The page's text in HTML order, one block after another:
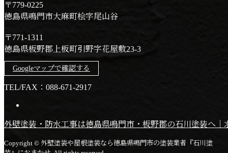
〒779-0225
徳島県鳴門市大麻町桧字尾山谷
〒771-1311
徳島県板野郡上板町引野字花屋敷23-3
Googleマップで確認する
TEL/FAX：088-671-2917
外壁塗装・防水工事は徳島県鳴門市・板野郡の石川塗装へ｜
Copyright © 外壁塗装や屋根塗装なら徳島県鳴門市の塗装業者『石川塗